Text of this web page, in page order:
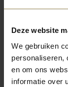
Deze website
We gebruiken
personaliseren,
en om ons
informatie over